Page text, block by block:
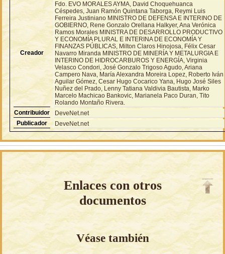
Creador
Fdo. EVO MORALES AYMA, David Choquehuanca
Céspedes, Juan Ramón Quintana Taborga, Reymi Luis
Ferreira Justiniano MINISTRO DE DEFENSA E INTERINO DE
GOBIERNO, Rene Gonzalo Orellana Halkyer, Ana Verónica
Ramos Morales MINISTRA DE DESARROLLO PRODUCTIVO
Y ECONOMÍA PLURAL E INTERINA DE ECONOMÍA Y
FINANZAS PÚBLICAS, Milton Claros Hinojosa, Félix Cesar
Navarro Miranda MINISTRO DE MINERÍA Y METALURGIA E
INTERINO DE HIDROCARBUROS Y ENERGÍA, Virginia
Velasco Condori, José Gonzalo Trigoso Agudo, Ariana
Campero Nava, María Alexandra Moreira Lopez, Roberto Iván
Aguilar Gómez, Cesar Hugo Cocarico Yana, Hugo José Siles
Nuñez del Prado, Lenny Tatiana Valdivia Bautista, Marko
Marcelo Machicao Bankovic, Marianela Paco Duran, Tito
Rolando Montaño Rivera.
Contribuidor
DeveNet.net
Publicador
DeveNet.net
Enlaces con otros
documentos
Véase también